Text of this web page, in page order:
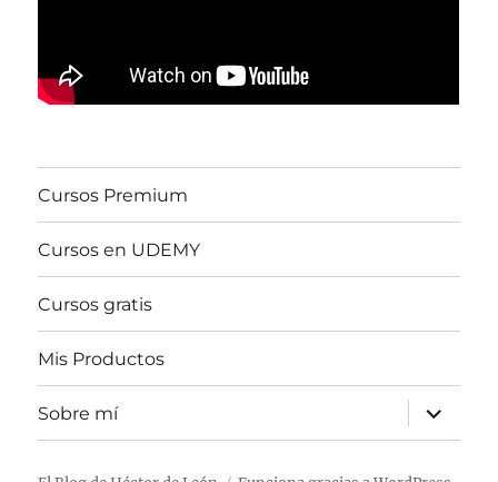
Cursos Premium
Cursos en UDEMY
Cursos gratis
Mis Productos
Sobre mí
expande
el
menú